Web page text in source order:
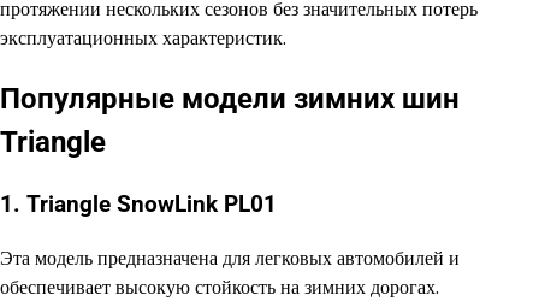
протяжении нескольких сезонов без значительных потерь
эксплуатационных характеристик.
Популярные модели зимних шин
Triangle
1. Triangle SnowLink PL01
Эта модель предназначена для легковых автомобилей и
обеспечивает высокую стойкость на зимних дорогах.